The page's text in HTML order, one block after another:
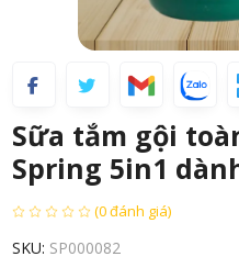
Sữa tắm gội
Spring 5in1
(0 đánh giá)
SKU: SP000082